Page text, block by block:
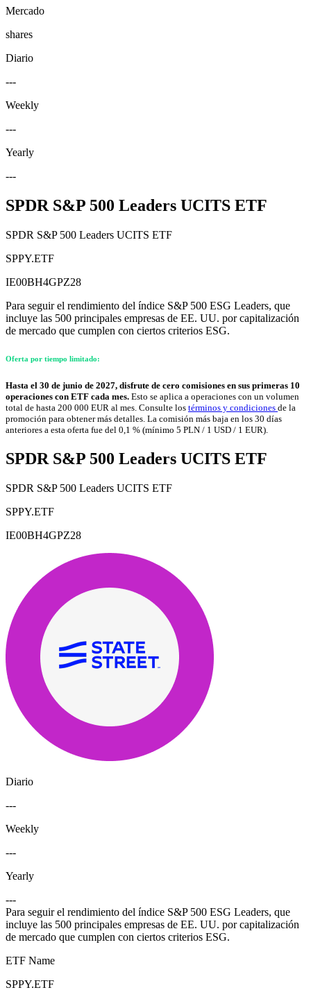
Mercado
shares
Diario
---
Weekly
---
Yearly
---
SPDR S&P 500 Leaders UCITS ETF
SPDR S&P 500 Leaders UCITS ETF
SPPY.ETF
IE00BH4GPZ28
Para seguir el rendimiento del índice S&P 500 ESG Leaders, que
incluye las 500 principales empresas de EE. UU. por capitalización
de mercado que cumplen con ciertos criterios ESG.
Oferta por tiempo limitado:
Hasta el 30 de junio de 2027, disfrute de cero comisiones en sus primeras 10
operaciones con ETF cada mes. Esto se aplica a operaciones con un volumen
total de hasta 200 000 EUR al mes. Consulte los términos y condiciones de la
promoción para obtener más detalles. La comisión más baja en los 30 días
anteriores a esta oferta fue del 0,1 % (mínimo 5 PLN / 1 USD / 1 EUR).
SPDR S&P 500 Leaders UCITS ETF
SPDR S&P 500 Leaders UCITS ETF
SPPY.ETF
IE00BH4GPZ28
Diario
---
Weekly
---
Yearly
---
Para seguir el rendimiento del índice S&P 500 ESG Leaders, que
incluye las 500 principales empresas de EE. UU. por capitalización
de mercado que cumplen con ciertos criterios ESG.
ETF Name
SPPY.ETF